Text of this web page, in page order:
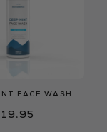
FACE WASH
19,95